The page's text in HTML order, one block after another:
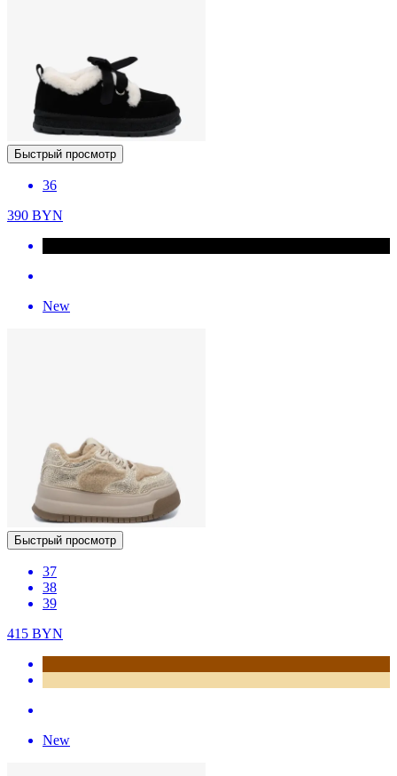
Быстрый просмотр
36
390 BYN
New
Быстрый просмотр
37
38
39
415 BYN
New